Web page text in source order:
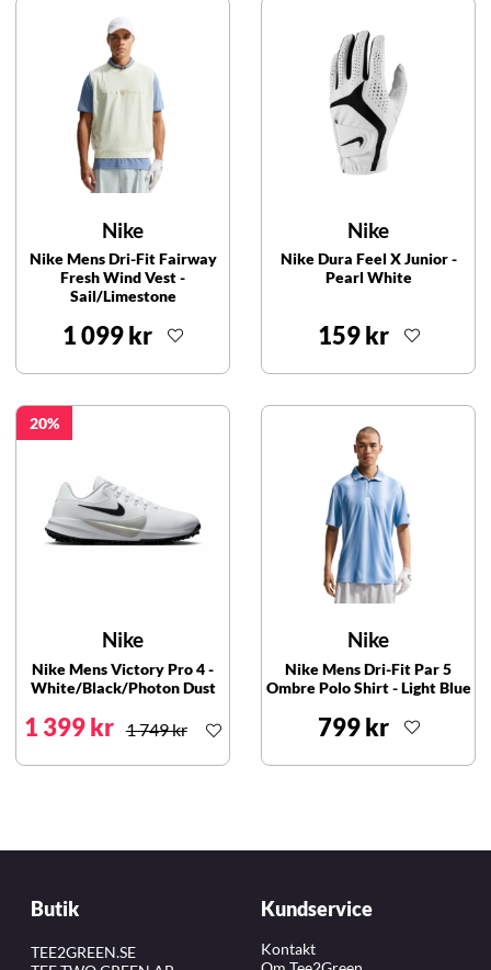
Nike
Nike Mens Dri-Fit Fairway
Fresh Wind Vest -
Sail/Limestone
1 099 kr
Nike
Nike Dura Feel X Junior -
Pearl White
159 kr
20
Nike
Nike Mens Victory Pro 4 -
White/Black/Photon Dust
1 399 kr 1 749 kr
Nike
Nike Mens Dri-Fit Par 5
Ombre Polo Shirt - Light Blue
799 kr
Butik
TEE2GREEN.SE
Kundservice
Kontakt